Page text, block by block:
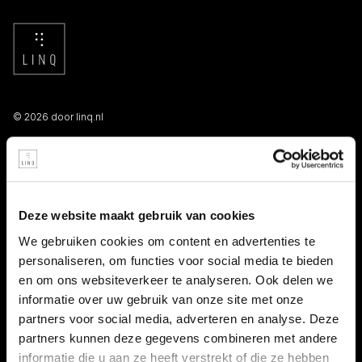
Deze website maakt gebruik van cookies
We gebruiken cookies om content en advertenties te
personaliseren, om functies voor social media te bieden
en om ons websiteverkeer te analyseren. Ook delen we
informatie over uw gebruik van onze site met onze
partners voor social media, adverteren en analyse. Deze
partners kunnen deze gegevens combineren met andere
informatie die u aan ze heeft verstrekt of die ze hebben
© 2026 door linq.nl
LINKS
Persooneelsgids uitzendkrachten
Antidiscriminatiebeleid
Klacht indienen